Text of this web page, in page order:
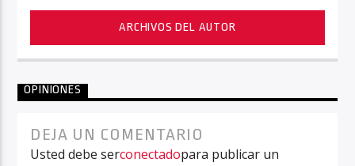
ARCHIVOS DEL AUTOR
OPINIONES
DEJA UN COMENTARIO
Usted debe serconectadopara publicar un